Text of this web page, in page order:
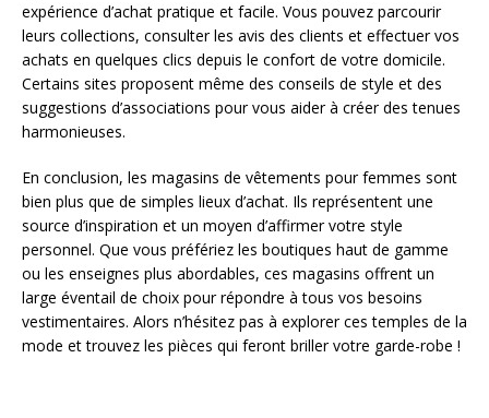
expérience d’achat pratique et facile. Vous pouvez parcourir
leurs collections, consulter les avis des clients et effectuer vos
achats en quelques clics depuis le confort de votre domicile.
Certains sites proposent même des conseils de style et des
suggestions d’associations pour vous aider à créer des tenues
harmonieuses.
En conclusion, les magasins de vêtements pour femmes sont
bien plus que de simples lieux d’achat. Ils représentent une
source d’inspiration et un moyen d’affirmer votre style
personnel. Que vous préfériez les boutiques haut de gamme
ou les enseignes plus abordables, ces magasins offrent un
large éventail de choix pour répondre à tous vos besoins
vestimentaires. Alors n’hésitez pas à explorer ces temples de la
mode et trouvez les pièces qui feront briller votre garde-robe !